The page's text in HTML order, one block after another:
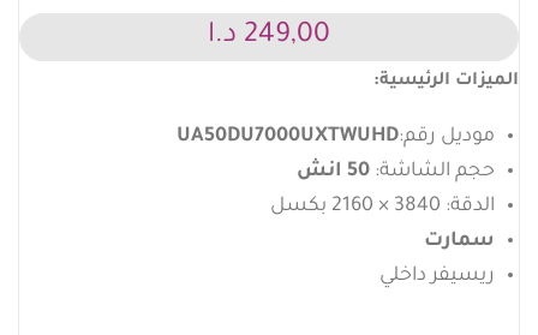
249,00 د.ا
الميزات الرئيسية:
موديل رقم:UA50DU7000UXTWUHD
حجم الشاشة: 50 انش
الدقة: 3840 × 2160 بكسل
سمارت
ريسيفر داخلي